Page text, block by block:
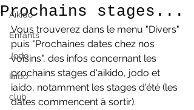
Aïkido
Enfants
Jodo
Iaïdo
club
Prochains stages...
Vous trouverez dans le menu "Divers"
puis "Prochaines dates chez nos
voisins", des infos concernant les
prochains stages d'aikido, jodo et
iaido, notamment les stages d'été (les
dates commencent à sortir).